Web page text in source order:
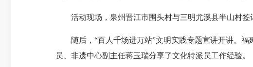
活动现场，泉州晋江市围头村与三明尤溪县半山村签
随后，“百人千场进万站”文明实践专题宣讲开讲。福
员、非遗中心副主任蒋玉瑞分享了文化特派员工作经验。